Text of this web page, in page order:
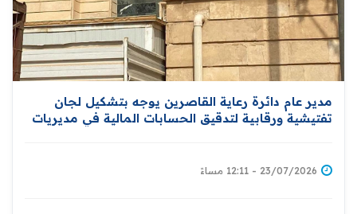
مدير عام دائرة رعاية القاصرين يوجه بتشكيل لجان
تفتيشية ورقابية لتدقيق الحسابات المالية في مديريات
23/07/2026 - 12:11 مساءً